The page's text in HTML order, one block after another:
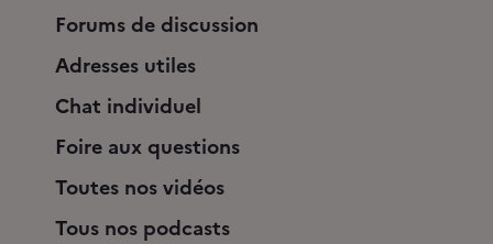
Forums de discussion
Adresses utiles
Chat individuel
Foire aux questions
Toutes nos vidéos
Tous nos podcasts